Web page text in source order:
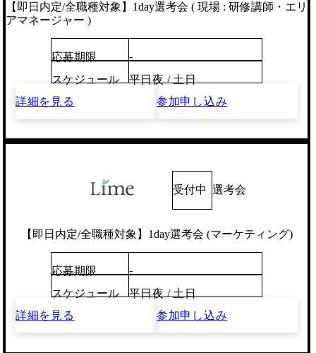
【即日内定/全職種対象】1day選考会 ( 現場 : 研修講師・エリ
アマネージャー )
応募期限
-
スケジュール
平日夜 / 土日
詳細を見る
参加申し込み
受付中 選考会
【即日内定/全職種対象】1day選考会 (マーケティング)
応募期限
-
スケジュール
平日夜 / 土日
詳細を見る
参加申し込み